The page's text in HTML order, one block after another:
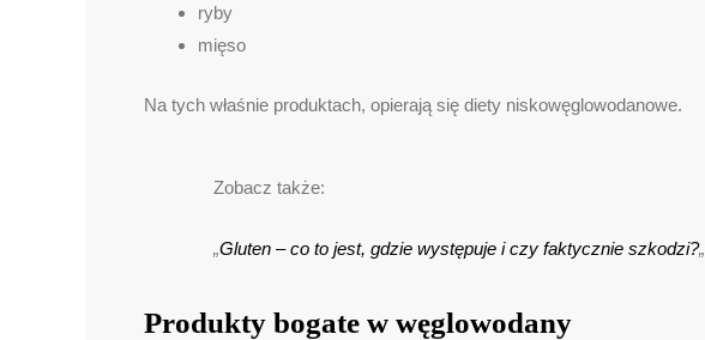
ryby
mięso
Na tych właśnie produktach, opierają się diety niskowęglowodanowe.
Zobacz także:
„Gluten – co to jest, gdzie występuje i czy faktycznie szkodzi?„
Produkty bogate w węglowodany